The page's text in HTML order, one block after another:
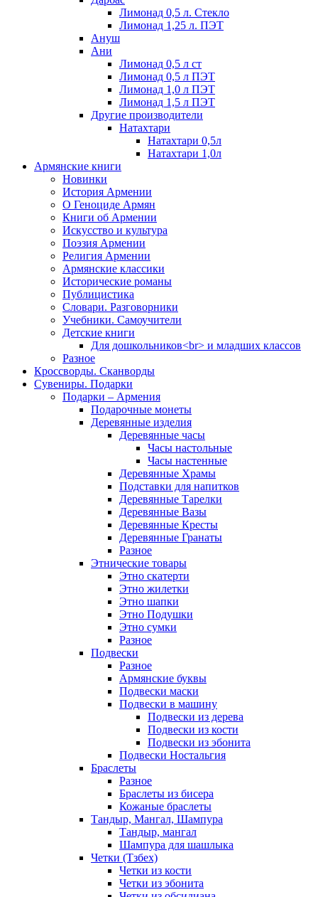
Лимонад 0,5 л. Стекло
Лимонад 1,25 л. ПЭТ
Ануш
Ани
Лимонад 0,5 л ст
Лимонад 0,5 л ПЭТ
Лимонад 1,0 л ПЭТ
Лимонад 1,5 л ПЭТ
Другие производители
Натахтари
Натахтари 0,5л
Натахтари 1,0л
Армянские книги
Новинки
История Армении
О Геноциде Армян
Книги об Армении
Иcкусство и культура
Поэзия Армении
Религия Армении
Армянские классики
Исторические романы
Публицистика
Словари. Разговорники
Учебники. Самоучители
Детские книги
Для дошкольников<br> и младших классов
Разное
Кроссворды. Сканворды
Сувениры. Подарки
Подарки – Армения
Подарочные монеты
Деревянные изделия
Деревянные часы
Часы настольные
Часы настенные
Деревянные Храмы
Подставки для напитков
Деревянные Тарелки
Деревянные Вазы
Деревянные Кресты
Деревянные Гранаты
Разное
Этнические товары
Этно скатерти
Этно жилетки
Этно шапки
Этно Подушки
Этно сумки
Разное
Подвески
Разное
Армянские буквы
Подвески маски
Подвески в машину
Подвески из дерева
Подвески из кости
Подвески из эбонита
Подвески Ностальгия
Браслеты
Разное
Браслеты из бисера
Кожаные браслеты
Тандыр, Мангал, Шампура
Тандыр, мангал
Шампура для шашлыка
Четки (Тзбех)
Четки из кости
Четки из эбонита